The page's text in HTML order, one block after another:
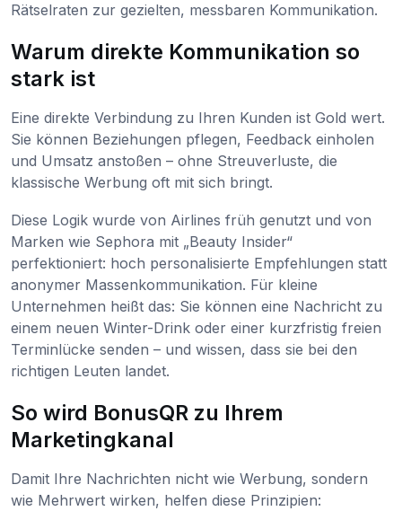
Rätselraten zur gezielten, messbaren Kommunikation.
Warum direkte Kommunikation so
stark ist
Eine direkte Verbindung zu Ihren Kunden ist Gold wert.
Sie können Beziehungen pflegen, Feedback einholen
und Umsatz anstoßen – ohne Streuverluste, die
klassische Werbung oft mit sich bringt.
Diese Logik wurde von Airlines früh genutzt und von
Marken wie Sephora mit „Beauty Insider“
perfektioniert: hoch personalisierte Empfehlungen statt
anonymer Massenkommunikation. Für kleine
Unternehmen heißt das: Sie können eine Nachricht zu
einem neuen Winter-Drink oder einer kurzfristig freien
Terminlücke senden – und wissen, dass sie bei den
richtigen Leuten landet.
So wird BonusQR zu Ihrem
Marketingkanal
Damit Ihre Nachrichten nicht wie Werbung, sondern
wie Mehrwert wirken, helfen diese Prinzipien: